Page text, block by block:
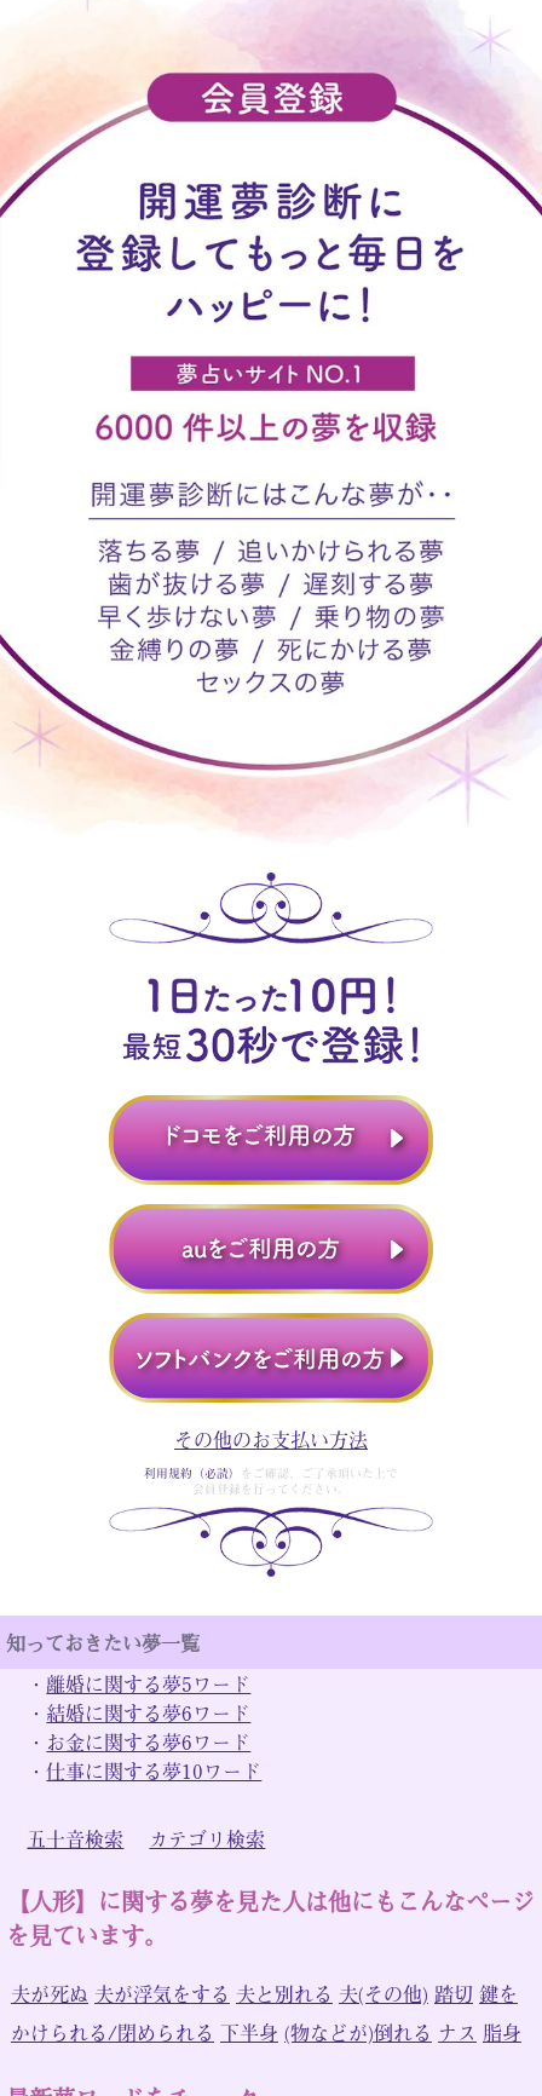
その他のお支払い方法
利用規約（必読）
をご確認、ご了承頂いた上で
会員登録を行ってください。
知っておきたい夢一覧
・ 離婚に関する夢5ワード
・ 結婚に関する夢6ワード
・ お金に関する夢6ワード
・仕事に関する夢10ワード
五十音検索 カテゴリ検索
【人形】に関する夢を見た人は他にもこんなページ
を見ています。
夫が死ぬ 夫が浮気をする 夫と別れる 夫(その他) 踏切 鍵を
かけられる/閉められる 下半身 (物などが)倒れる ナス 脂身